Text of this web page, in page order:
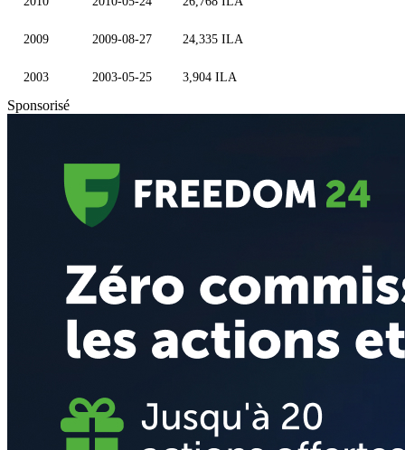
2009 2009-08-27 24,335 ILA
2003 2003-05-25 3,904 ILA
Sponsorisé